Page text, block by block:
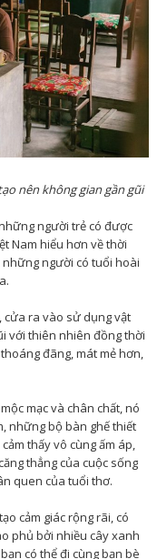
nên không gian gần gũi
người trẻ có được
Nam hiểu hơn về thời
người có tuổi hoài
cửa ra vào sử dụng vật
với thiên nhiên đồng thời
đãng, mát mẻ hơn,
mạc và chân chất, nó
những bộ bàn ghế thiết
thấy vô cùng ấm áp,
thẳng của cuộc sống
quen của tuổi thơ.
cảm giác rộng rãi, có
phủ bởi nhiều cây xanh
có thể đi cùng bạn bè